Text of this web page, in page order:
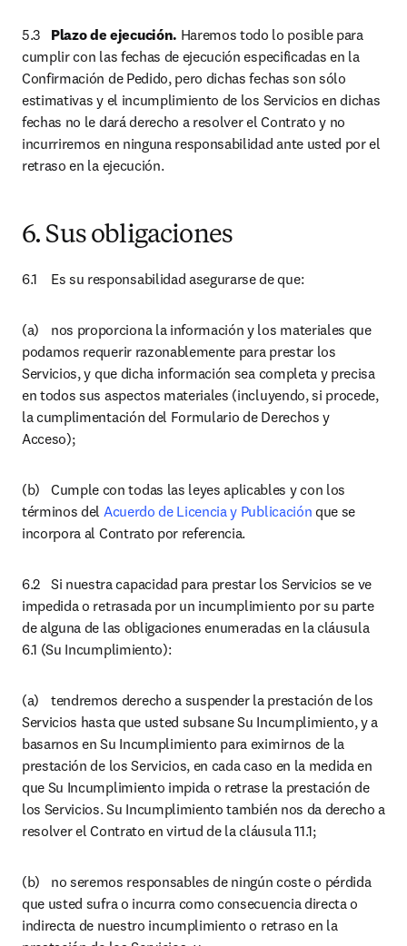
Plazo de ejecución. Haremos todo lo posible para
cumplir con las fechas de ejecución especificadas en la
Confirmación de Pedido, pero dichas fechas son sólo
estimativas y el incumplimiento de los Servicios en dichas
fechas no le dará derecho a resolver el Contrato y no
incurriremos en ninguna responsabilidad ante usted por el
retraso en la ejecución.
6. Sus obligaciones
6.1	Es su responsabilidad asegurarse de que:
(a)	nos proporciona la información y los materiales que
podamos requerir razonablemente para prestar los
Servicios, y que dicha información sea completa y precisa
en todos sus aspectos materiales (incluyendo, si procede,
la cumplimentación del Formulario de Derechos y
Acceso);
(b)	Cumple con todas las leyes aplicables y con los
términos del Acuerdo de Licencia y Publicación que se
incorpora al Contrato por referencia.
6.2	Si nuestra capacidad para prestar los Servicios se ve
impedida o retrasada por un incumplimiento por su parte
de alguna de las obligaciones enumeradas en la cláusula
6.1 (Su Incumplimiento):
(a)	tendremos derecho a suspender la prestación de los
Servicios hasta que usted subsane Su Incumplimiento, y a
basarnos en Su Incumplimiento para eximirnos de la
prestación de los Servicios, en cada caso en la medida en
que Su Incumplimiento impida o retrase la prestación de
los Servicios. Su Incumplimiento también nos da derecho a
resolver el Contrato en virtud de la cláusula 11.1;
(b)	no seremos responsables de ningún coste o pérdida
que usted sufra o incurra como consecuencia directa o
indirecta de nuestro incumplimiento o retraso en la